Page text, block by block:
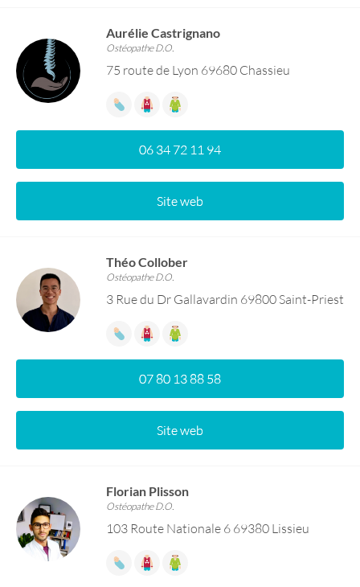
Aurélie Castrignano
Ostéopathe D.O.
75 route de Lyon 69680 Chassieu
06 34 72 11 94
Site web
Théo Collober
Ostéopathe D.O.
3 Rue du Dr Gallavardin 69800 Saint-Priest
07 80 13 88 58
Site web
Florian Plisson
Ostéopathe D.O.
103 Route Nationale 6 69380 Lissieu